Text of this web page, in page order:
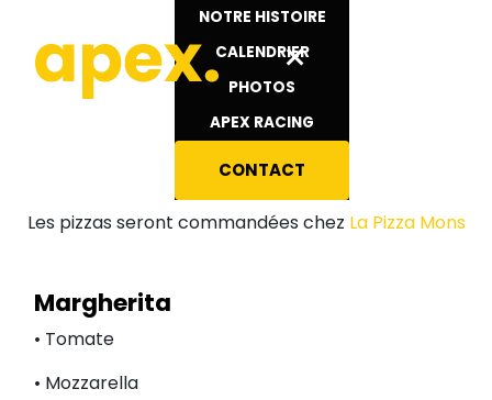
×
NOTRE HISTOIRE
CALENDRIER
PHOTOS
APEX RACING
CONTACT
Pizzas
Les pizzas seront commandées chez La Pizza Mons
Margherita
• Tomate
• Mozzarella